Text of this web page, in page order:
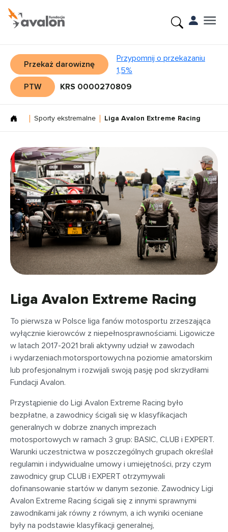
Przekaż darowiznę
Przypomnij o przekazaniu
1,5%
PTW
KRS 0000270809
Sporty ekstremalne Liga Avalon Extreme Racing
Liga Avalon Extreme Racing
To pierwsza w Polsce liga fanów motosportu zrzeszająca
wyłącznie kierowców z niepełnosprawnościami. Ligowicze
w latach 2017-2021 brali aktywny udział w zawodach
i wydarzeniach motorsportowych na poziomie amatorskim
lub profesjonalnym i rozwijali swoją pasję pod skrzydłami
Fundacji Avalon.
Przystąpienie do Ligi Avalon Extreme Racing było
bezpłatne, a zawodnicy ścigali się w klasyfikacjach
generalnych w dobrze znanych imprezach
motosportowych w ramach 3 grup: BASIC, CLUB i EXPERT.
Warunki uczestnictwa w poszczególnych grupach określał
regulamin i indywidualne umowy i umiejętności, przy czym
zawodnicy grup CLUB i EXPERT otrzymywali
dofinansowanie startów w danym sezonie. Zawodnicy Ligi
Avalon Extreme Racing ścigali się z innymi sprawnymi
zawodnikami jak równy z równym, a ich wyniki oceniane
były na podstawie klasyfikacji generalnej,